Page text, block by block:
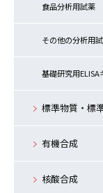
食品分析用試薬
その他の分析用
基礎研究用ELISA
標準物質・標
有機合成
核酸合成